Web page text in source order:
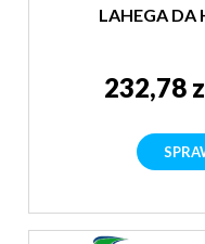
LAHEGA DA
232,78